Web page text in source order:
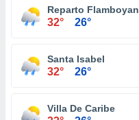
Reparto Flamboyan
32° 26°
Santa Isabel
32° 26°
Villa De Caribe